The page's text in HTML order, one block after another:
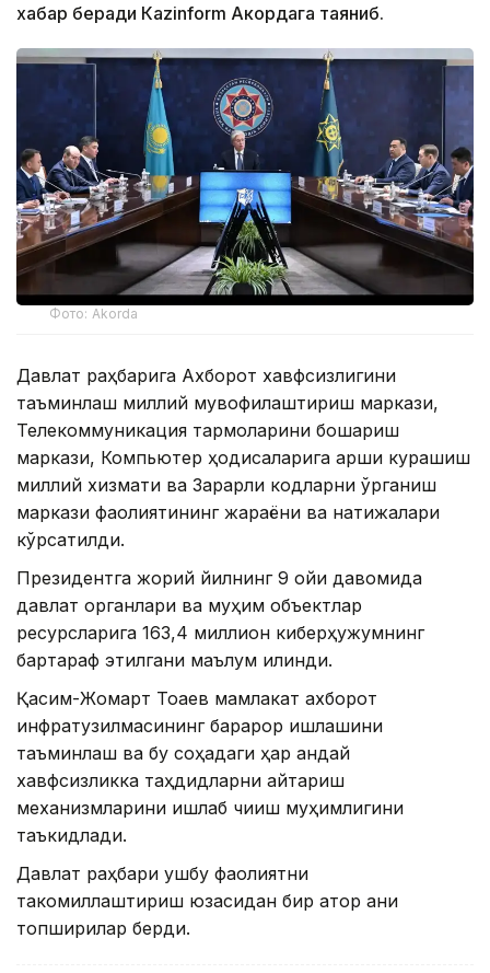
хабар беради Каzinform Акордага таяниб.
Фото: Akorda
Давлат раҳбарига Ахборот хавфсизлигини
таъминлаш миллий мувофиқлаштириш маркази,
Телекоммуникация тармоқларини бошқариш
маркази, Компьютер ҳодисаларига қарши курашиш
миллий хизмати ва Зарарли кодларни ўрганиш
маркази фаолиятининг жараёни ва натижалари
кўрсатилди.
Президентга жорий йилнинг 9 ойи давомида
давлат органлари ва муҳим объектлар
ресурсларига 163,4 миллион киберҳужумнинг
бартараф этилгани маълум қилинди.
Қасим-Жомарт Тоқаев мамлакат ахборот
инфратузилмасининг барқарор ишлашини
таъминлаш ва бу соҳадаги ҳар қандай
хавфсизликка таҳдидларни қайтариш
механизмларини ишлаб чиқиш муҳимлигини
таъкидлади.
Давлат раҳбари ушбу фаолиятни
такомиллаштириш юзасидан бир қатор аниқ
топшириқлар берди.